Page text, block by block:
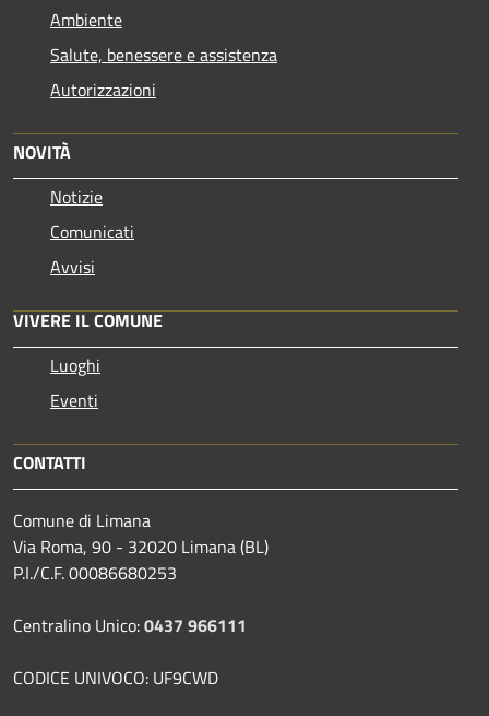
Ambiente
Salute, benessere e assistenza
Autorizzazioni
NOVITÀ
Notizie
Comunicati
Avvisi
VIVERE IL COMUNE
Luoghi
Eventi
CONTATTI
Comune di Limana
Via Roma, 90 - 32020 Limana (BL)
P.I./C.F. 00086680253
Centralino Unico:0437 966111
CODICE UNIVOCO: UF9CWD